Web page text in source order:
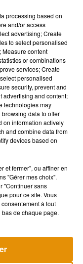
du refus du
Si vous
votre accord
dessous.
remix de « Love
Minogue
processing based on
and/or access
advertising; Create
to select personalised
Measure content
or combinations
services; Create
personalised
security, prevent and
advertising and content;
technologies may
data to offer
on information actively
and combine data from
devices based on
et fermer", ou affiner en
"Gérer mes choix".
"Continuer sans
pour ce site. Vous
à tout
de chaque page.